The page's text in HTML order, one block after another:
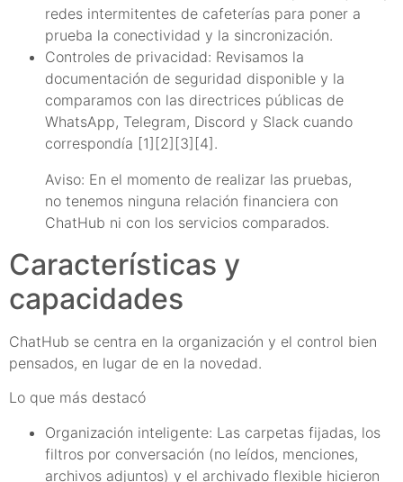
redes intermitentes de cafeterías para poner a
prueba la conectividad y la sincronización.
Controles de privacidad: Revisamos la
documentación de seguridad disponible y la
comparamos con las directrices públicas de
WhatsApp, Telegram, Discord y Slack cuando
correspondía [1][2][3][4].
Aviso: En el momento de realizar las pruebas,
no tenemos ninguna relación financiera con
ChatHub ni con los servicios comparados.
Características y
capacidades
ChatHub se centra en la organización y el control bien
pensados, en lugar de en la novedad.
Lo que más destacó
Organización inteligente: Las carpetas fijadas, los
filtros por conversación (no leídos, menciones,
archivos adjuntos) y el archivado flexible hicieron